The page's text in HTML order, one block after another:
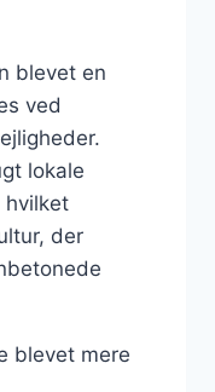
blevet en
ved
lokale
hvilket
der
blevet mere